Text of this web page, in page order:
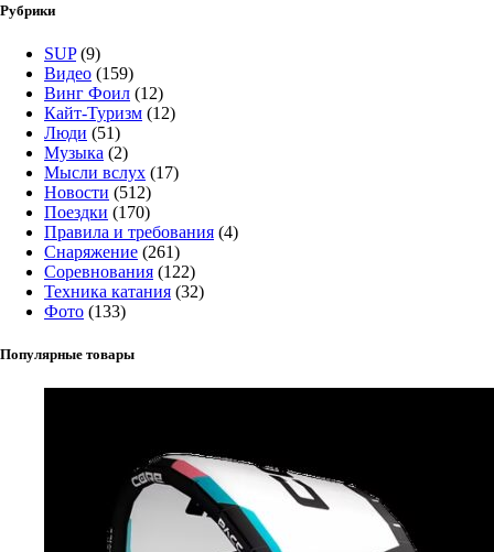
Рубрики
SUP(9)
Видео (159)
Винг Фоил (12)
Кайт-Туризм (12)
Люди (51)
Музыка (2)
Мысли вслух (17)
Новости (512)
Поездки (170)
Правила и требования (4)
Снаряжение (261)
Соревнования (122)
Техника катания (32)
Фото (133)
Популярные товары